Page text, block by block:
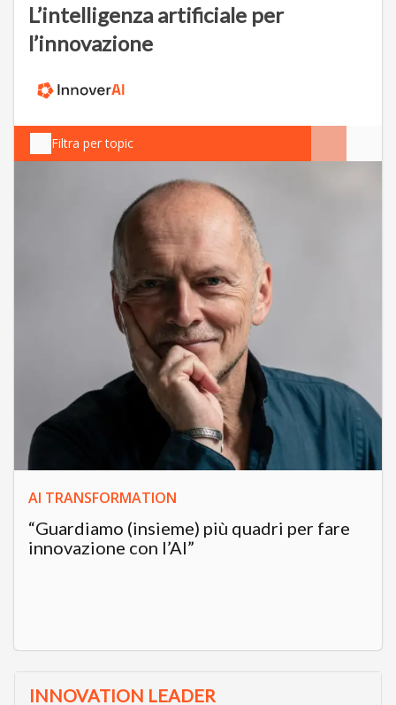
L’intelligenza artificiale per
l’innovazione
Filtra per topic
AI TRANSFORMATION
“Guardiamo (insieme) più quadri per fare
innovazione con l’AI”
INNOVATION LEADER